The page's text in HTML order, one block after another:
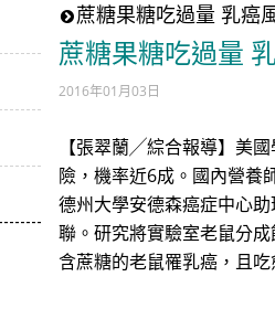
蔗糖果糖吃過量 乳癌
蔗糖果糖吃過量
2016年01月03日
【張翠蘭╱綜合報導】美
險，機率近6成。國內營養
德州大學安德森癌症中心
聯。研究將實驗室老鼠分
含蔗糖的老鼠罹乳癌，且